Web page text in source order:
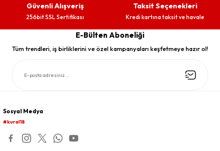
Güvenli Alışveriş
256bit SSL Sertifikası
Taksit Seçenekleri
Kredi kartına taksit ve havale
E-Bülten Aboneliği
Tüm trendleri, iş birliklerini ve özel kampanyaları keşfetmeye hazır ol!
Sosyal Medya
#kural18